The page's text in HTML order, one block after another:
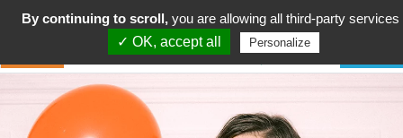
By continuing to scroll, you are allowing all third-party services
✓ OK, accept all
Personalize